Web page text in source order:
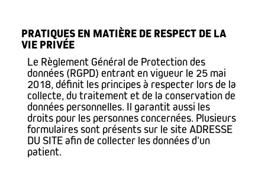
PRATIQUES EN MATIÈRE DE RESPECT DE LA
VIE PRIVÉE
Le Règlement Général de Protection des
données (RGPD) entrant en vigueur le 25 mai
2018, définit les principes à respecter lors de la
collecte, du traitement et de la conservation de
données personnelles. Il garantit aussi les
droits pour les personnes concernées. Plusieurs
formulaires sont présents sur le site ADRESSE
DU SITE afin de collecter les données d’un
patient.